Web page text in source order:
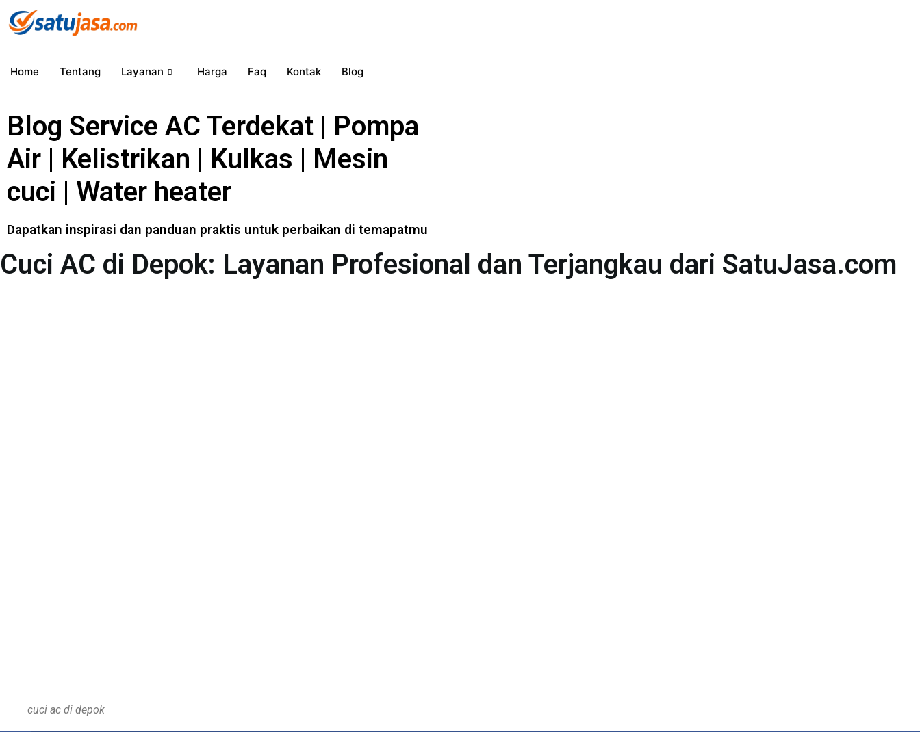
Lewati
ke
Home Tentang Layanan Harga Faq Kontak Blog
Blog Service AC Terdekat | Pompa
Air | Kelistrikan | Kulkas | Mesin
cuci | Water heater
Dapatkan inspirasi dan panduan praktis untuk perbaikan di temapatmu
Cuci AC di Depok: Layanan Profesional dan Terjangkau dari SatuJasa.com
cuci ac di depok